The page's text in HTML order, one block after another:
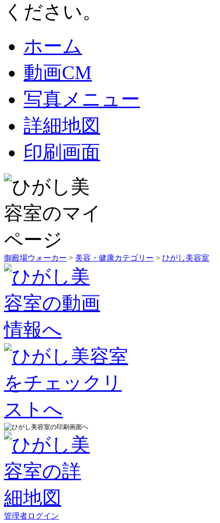
ください。
ホーム
動画CM
写真メニュー
詳細地図
印刷画面
御殿場ウォーカー > 美容・健康カテゴリー > ひがし美容室
管理者ログイン